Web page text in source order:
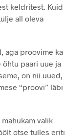
keldritest. Kuid
all oleva
aga proovime ka
paari uue ja
on nii uued,
“proovi” läbi
valik
otse tulles eriti